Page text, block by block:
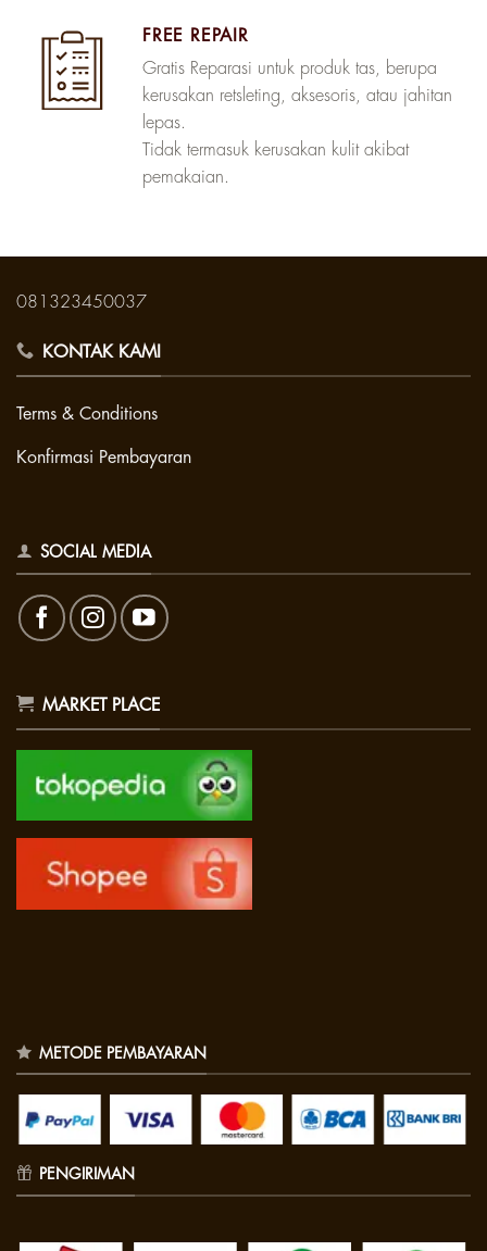
FREE REPAIR
Gratis Reparasi untuk produk tas, berupa
kerusakan retsleting, aksesoris, atau jahitan
lepas.
Tidak termasuk kerusakan kulit akibat
pemakaian.
081323450037
KONTAK KAMI
Terms & Conditions
Konfirmasi Pembayaran
SOCIAL MEDIA
MARKET PLACE
METODE PEMBAYARAN
PENGIRIMAN